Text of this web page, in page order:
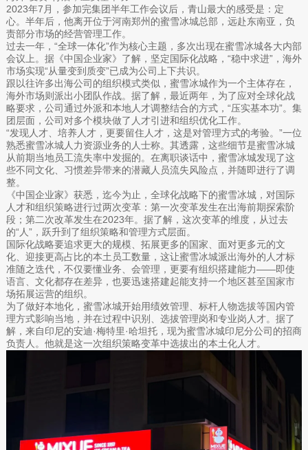
2023年7月，参加完集团半年工作会议后，青山最大的感受是：定
心。半年后，他离开位于河南郑州的蜜雪冰城总部，远赴东南亚，负
责部分市场的经营管理工作。
过去一年，“全球一体化”作为核心主题，多次出现在蜜雪冰城各大内部
会议上。据《中国企业家》了解，坚定国际化战略，“稳中求进”，海外
市场实现“从量变到质变”已成为公司上下共识。
跟以往许多出海公司的组织模式类似，蜜雪冰城作为一个主体存在，
海外市场则派出小团队作战。据了解，最近两年，为了应对全球化战
略要求，公司通过外派和本地人才调整结合的方式，“压实基本功”。集
团层面，公司对多个模块做了人才引进和组织优化工作。
“发现人才、培养人才，更要留住人才，这是对管理方式的考验。”一位
熟悉蜜雪冰城人力资源业务的人士称。其透露，这些细节是蜜雪冰城
从前期当地员工流失率中发掘的。在离职谈话中，蜜雪冰城发现了这
些不同文化、习惯差异带来的潜藏人员流失风险点，并随即进行了调
整。
《中国企业家》获悉，迄今为止，全球化战略下的蜜雪冰城，对国际
人才和组织策略进行过两次变革：第一次变革发生在出海前期探索阶
段；第二次改革发生在2023年。据了解，这次变革的维度，从过去
的“人”，跃升到了组织策略和管理方式层面。
国际化战略要追求更大的规模、拓展更多的国家、面对更多元的文
化、迎接更高占比的本土员工数量，这让蜜雪冰城派出海外的人才标
准随之迭代，不仅要懂业务、会管理，更要有组织搭建能力——即使
语言、文化都存在差异，也要迅速搭建起能支持一个地区甚至国家市
场拓展运营的组织。
为了做好本地化，蜜雪冰城开始用绩效管理、标杆人物选拔等国内管
理方式影响当地，并在过程中识别、选拔管理岗和专业岗人才。据了
解，来自印尼的安迪·梅特里·哈坦托，现为蜜雪冰城印尼分公司的招商
负责人。他就是这一次组织策略变革中选拔出的本土化人才。